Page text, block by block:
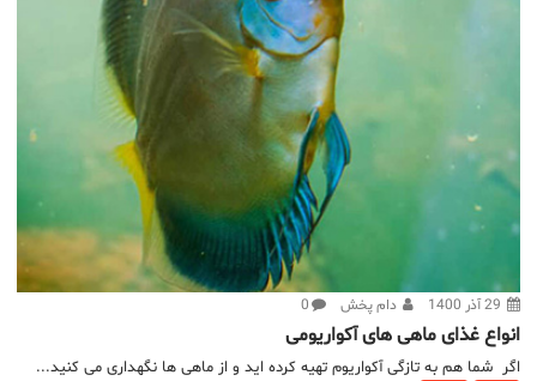
دام پخش 0
انواع غذای ماهی های آکواریومی
اگر شما هم به تازگی آکواریوم تهیه کرده اید و از ماهی ها نگهداری می کنید...